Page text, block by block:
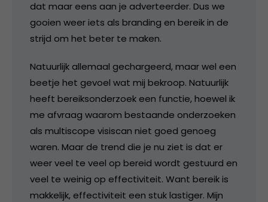
dat maar eens aan je adverteerder. Dus we
gooien weer iets als branding en bereik in de
strijd om het beter te maken.
Natuurlijk allemaal gechargeerd, maar wel een
beetje het gevoel wat mij bekroop. Natuurlijk
heeft bereiksonderzoek een functie, hoewel ik
me afvraag waarom bestaande onderzoeken
als multiscope visiscan niet goed genoeg
waren. Maar de trend die je nu ziet is dat er
weer veel te veel op bereid wordt gestuurd en
veel te weinig op effectiviteit. Want bereik is
makkelijk, effectiviteit een stuk lastiger. Mijn